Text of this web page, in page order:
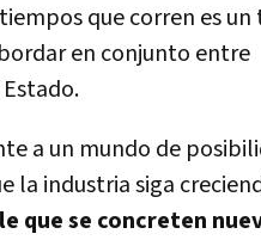
que corren es
en conjunto entre
a un mundo de
la industria siga
que se concreten